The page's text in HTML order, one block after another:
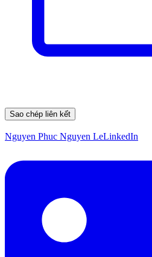
Sao chép liên kết
Nguyen Phuc Nguyen LeLinkedIn